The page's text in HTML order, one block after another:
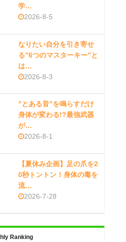
学…
2026-8-5
なりたい自分を引き寄せ
る”6つのマスターキー”と
は…
2026-8-3
”とある音”を鳴らすだけ
身体が変わる!?最強武器
が…
2026-8-1
【夏休み企画】足の爪を2
0秒トントン！身体の毒を
流…
2026-7-28
Ranking